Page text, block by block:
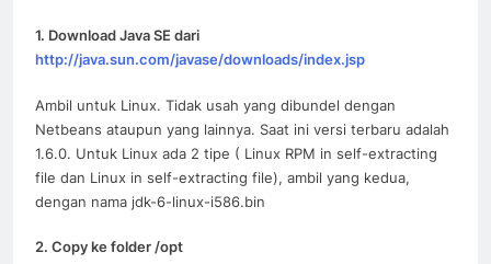
1. Download Java SE dari
http://java.sun.com/javase/downloads/index.jsp
Ambil untuk Linux. Tidak usah yang dibundel dengan
Netbeans ataupun yang lainnya. Saat ini versi terbaru adalah
1.6.0. Untuk Linux ada 2 tipe ( Linux RPM in self-extracting
file dan Linux in self-extracting file), ambil yang kedua,
dengan nama jdk-6-linux-i586.bin
2. Copy ke folder /opt